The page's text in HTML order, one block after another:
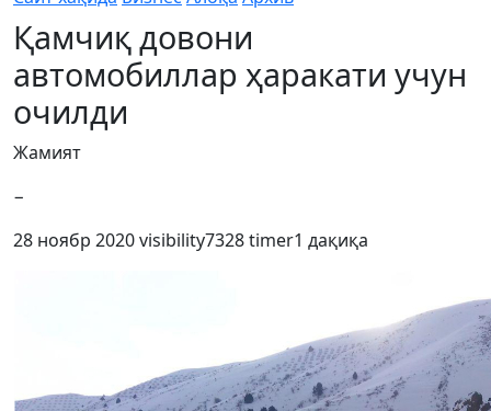
Қамчиқ довони
автомобиллар ҳаракати учун
очилди
Жамият
−
28 ноябр 2020visibility7328timer1 дақиқа